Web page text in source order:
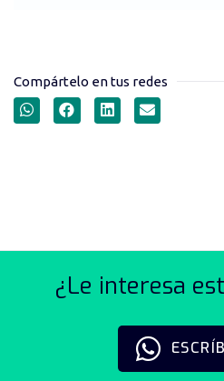
Compártelo en tus redes
¿Le interesa